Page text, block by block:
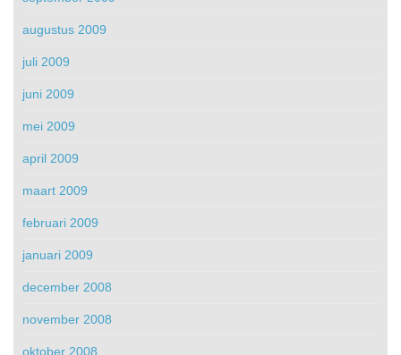
augustus 2009
juli 2009
juni 2009
mei 2009
april 2009
maart 2009
februari 2009
januari 2009
december 2008
november 2008
oktober 2008